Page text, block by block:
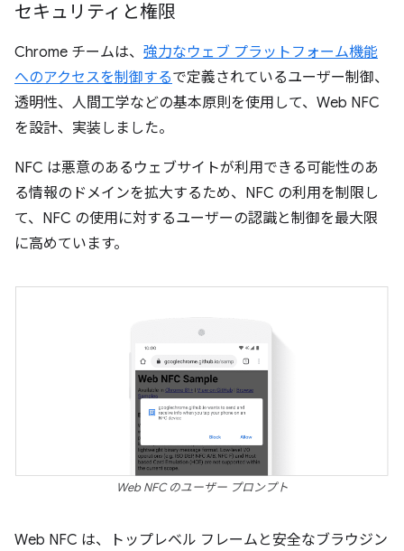
セキュリティと権限
Chrome チームは、 強力なウェブ プラットフォーム機能
へのアクセスを制御するで定義されているユーザー制御、
透明性、人間工学などの基本原則を使用して、Web NFC
を設計、実装しました。
NFC は悪意のあるウェブサイトが利用できる可能性のあ
る情報のドメインを拡大するため、NFC の利用を制限し
て、NFC の使用に対するユーザーの認識と制御を最大限
に高めています。
Web NFC のユーザー プロンプト
Web NFC は、トップレベル フレームと安全なブラウジン